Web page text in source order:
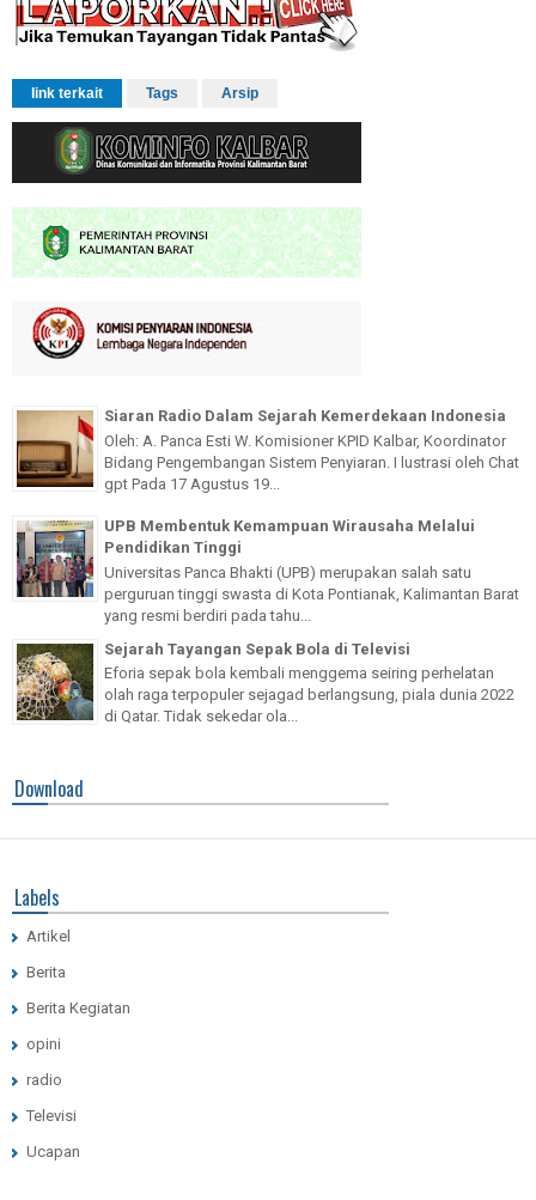
link terkait Tags Arsip
Siaran Radio Dalam Sejarah Kemerdekaan Indonesia
Oleh: A. Panca Esti W. Komisioner KPID Kalbar, Koordinator
Bidang Pengembangan Sistem Penyiaran. I lustrasi oleh Chat
gpt Pada 17 Agustus 19...
UPB Membentuk Kemampuan Wirausaha Melalui
Pendidikan Tinggi
Universitas Panca Bhakti (UPB) merupakan salah satu
perguruan tinggi swasta di Kota Pontianak, Kalimantan Barat
yang resmi berdiri pada tahu...
Sejarah Tayangan Sepak Bola di Televisi
Eforia sepak bola kembali menggema seiring perhelatan
olah raga terpopuler sejagad berlangsung, piala dunia 2022
di Qatar. Tidak sekedar ola...
Download
Labels
Artikel
Berita
Berita Kegiatan
opini
radio
Televisi
Ucapan